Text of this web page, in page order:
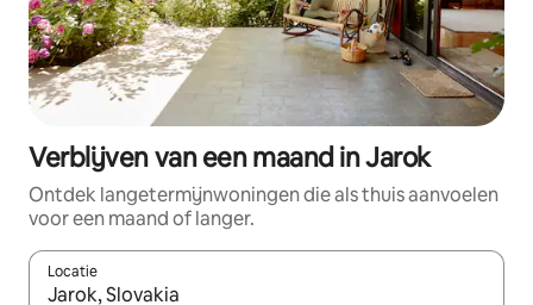
Verblijven van een maand in Jarok
Ontdek langetermijnwoningen die als thuis aanvoelen
voor een maand of langer.
Locatie
Wanneer er resultaten beschikbaar zijn, maak je een keuze